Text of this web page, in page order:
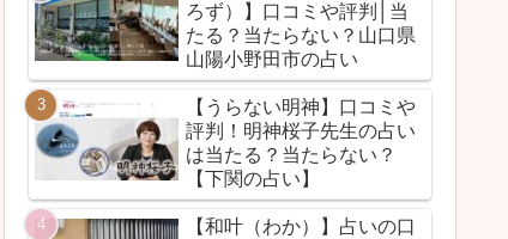
ろず）】口コミや評判│当
たる？当たらない？山口県
山陽小野田市の占い
【うらない明神】口コミや
評判！明神桜子先生の占い
は当たる？当たらない？
【下関の占い】
【和叶（わか）】占いの口